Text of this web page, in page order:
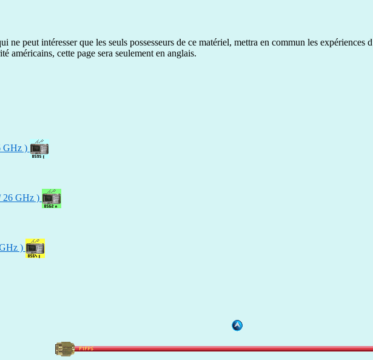
ne peut intéresser que les seuls possesseurs de ce matériel, mettra en commun les expériences
américains, cette page sera seulement en anglais.
GHz )
26 GHz )
)